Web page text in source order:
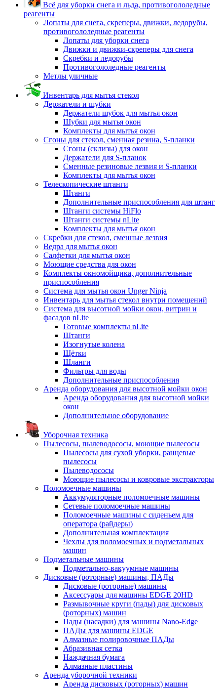
Всё для уборки снега и льда, противогололедные
реагенты
Лопаты для снега, скреперы, движки, ледорубы,
противогололедные реагенты
Лопаты для уборки снега
Движки и движки-скреперы для снега
Скребки и ледорубы
Противогололедные реагенты
Метлы уличные
Инвентарь для мытья стекол
Держатели и шубки
Держатели шубок для мытья окон
Шубки для мытья окон
Комплекты для мытья окон
Сгоны для стекол, сменная резина, S-планки
Сгоны (склизы) для окон
Держатели для S-планок
Сменные резиновые лезвия и S-планки
Комплекты для мытья окон
Телескопические штанги
Штанги
Дополнительные приспособления для штанг
Штанги системы HiFlo
Штанги системы nLite
Комплекты для мытья окон
Скребки для стекол, сменные лезвия
Ведра для мытья окон
Салфетки для мытья окон
Моющие средства для окон
Комплекты окномойщика, дополнительные
приспособления
Система для мытья окон Unger Ninja
Инвентарь для мытья стекол внутри помещений
Система для высотной мойки окон, витрин и
фасадов nLite
Готовые комплекты nLite
Штанги
Изогнутые колена
Щётки
Шланги
Фильтры для воды
Дополнительные приспособления
Аренда оборудования для высотной мойки окон
Аренда оборудования для высотной мойки
окон
Дополнительное оборудование
Уборочная техника
Пылесосы, пылеводососы, моющие пылесосы
Пылесосы для сухой уборки, ранцевые
пылесосы
Пылеводососы
Моющие пылесосы и ковровые экстракторы
Поломоечные машины
Аккумуляторные поломоечные машины
Сетевые поломоечные машины
Поломоечные машины с сиденьем для
оператора (райдеры)
Дополнительная комплектация
Чехлы для поломоечных и подметальных
машин
Подметальные машины
Подметально-вакуумные машины
Дисковые (роторные) машины, ПАДы
Дисковые (роторные) машины
Аксессуары для машины EDGE 20HD
Размывочные круги (пады) для дисковых
(роторных) машин
Пады (насадки) для машины Nano-Edge
ПАДы для машины EDGE
Алмазные полировочные ПАДы
Абразивная сетка
Наждачная бумага
Алмазные пластины
Аренда уборочной техники
Аренда дисковых (роторных) машин